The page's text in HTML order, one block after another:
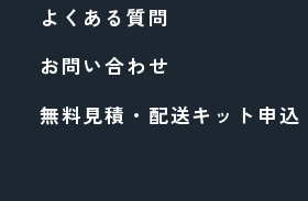
よくある質問
お問い合わせ
無料見積・配送キット申込